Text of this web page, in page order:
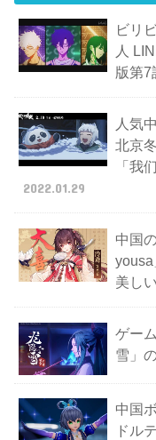
ビリ
人
版第7
人気
北京
「我
2022.01.29
中国
美しい
ゲー
雪」
中国
ドル